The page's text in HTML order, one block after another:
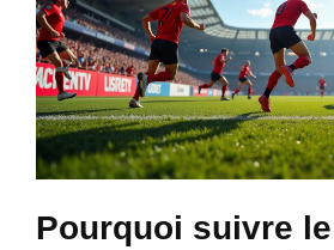
Pourquoi suivre